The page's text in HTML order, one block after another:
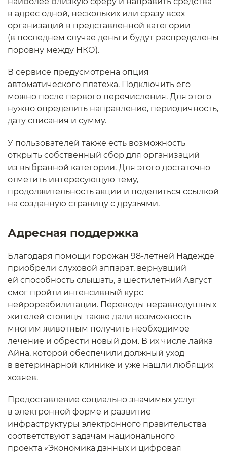
в адрес одной, нескольких или сразу всех
организаций в представленной категории
(в последнем случае деньги будут распределены
поровну между НКО).
В сервисе предусмотрена опция
автоматического платежа. Подключить его
можно после первого перечисления. Для этого
нужно определить направление, периодичность,
дату списания и сумму.
У пользователей также есть возможность
открыть собственный сбор для организаций
из выбранной категории. Для этого достаточно
отметить интересующую тему,
продолжительность акции и поделиться ссылкой
на созданную страницу с друзьями.
Адресная поддержка
Благодаря помощи горожан 98-летней Надежде
приобрели слуховой аппарат, вернувший
ей способность слышать, а шестилетний Август
смог пройти интенсивный курс
нейрореабилитации. Переводы неравнодушных
жителей столицы также дали возможность
многим животным получить необходимое
лечение и обрести новый дом. В их числе лайка
Айна, которой обеспечили должный уход
в ветеринарной клинике и уже нашли любящих
хозяев.
Предоставление социально значимых услуг
в электронной форме и развитие
инфраструктуры электронного правительства
соответствуют задачам национального
проекта «Экономика данных и цифровая